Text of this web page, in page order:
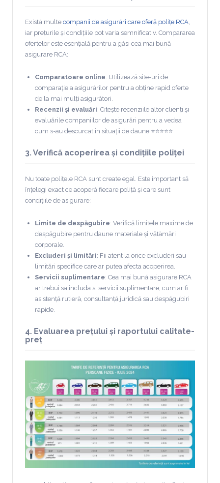
Există multe companii de asigurări care oferă polițe RCA,
iar prețurile și condițiile pot varia semnificativ. Compararea
ofertelor este esențială pentru a găsi cea mai bună
asigurare RCA:
Comparatoare online: Utilizează site-uri de
comparație a asigurărilor pentru a obține rapid oferte
de la mai mulți asigurători.
Recenzii și evaluări: Citește recenziile altor clienți și
evaluările companiilor de asigurări pentru a vedea
cum s-au descurcat în situații de daune.⭐⭐⭐⭐⭐
3. Verifică acoperirea și condițiile poliței
Nu toate polițele RCA sunt create egal. Este important să
înțelegi exact ce acoperă fiecare poliță și care sunt
condițiile de asigurare:
Limite de despăgubire: Verifică limitele maxime de
despăgubire pentru daune materiale și vătămări
corporale.
Excluderi și limitări: Fii atent la orice excluderi sau
limitări specifice care ar putea afecta acoperirea.
Servicii suplimentare: Cea mai bună asigurare RCA
ar trebui sa includa si servicii suplimentare, cum ar fi
asistență rutieră, consultanță juridică sau despăgubiri
rapide.
4. Evaluarea prețului și raportului calitate-
preț